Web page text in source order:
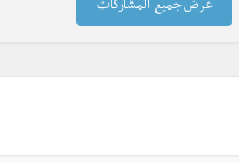
عرض جميع المشاركات